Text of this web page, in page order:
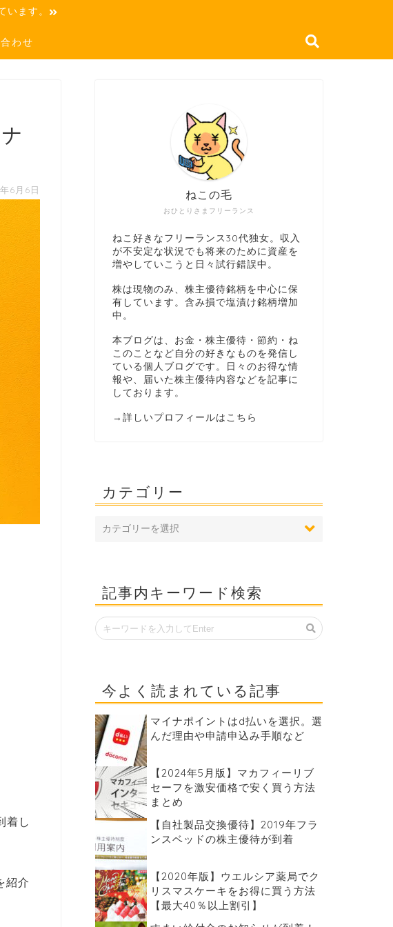
ます。
わせ
6月6日
着し
紹介
おひとりさまフリーランス
ねこの毛
ねこ好きなフリーランス30代独女。収入
が不安定な状況でも将来のために資産を
増やしていこうと日々試行錯誤中。
株は現物のみ、株主優待銘柄を中心に保
有しています。含み損で塩漬け銘柄増加
中。
本ブログは、お金・株主優待・節約・ね
このことなど自分の好きなものを発信し
ている個人ブログです。日々のお得な情
報や、届いた株主優待内容などを記事に
しております。
→ 詳しいプロフィールはこちら
カテゴリー
記事内キーワード検索
今よく読まれている記事
マイナポイントはd払いを選択。選
んだ理由や申請申込み手順など
【2024年5月版】マカフィーリブ
セーフを激安価格で安く買う方法
まとめ
【自社製品交換優待】2019年フラ
ンスベッドの株主優待が到着
【2020年版】ウエルシア薬局でク
リスマスケーキをお得に買う方法
【最大40％以上割引】